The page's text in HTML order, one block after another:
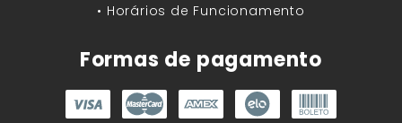
• Horários de Funcionamento
Formas de pagamento